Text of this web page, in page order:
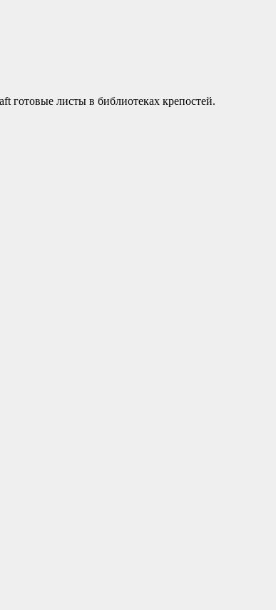
готовые листы в библиотеках крепостей.